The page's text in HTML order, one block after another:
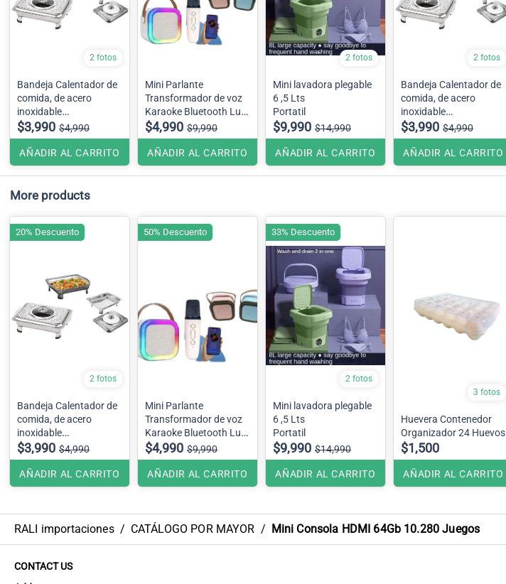
2 fotos
Bandeja Calentador de
comida, de acero
inoxidable
No Incluye caja de
presentacion .
$3,990 $4,990
AÑADIR AL CARRITO
Mini Parlante
Transformador de voz
Karaoke Bluetooth Luz
RGB Sonido Estéreo + 1
Micrófono , Se envía
color surtido
$4,990 $9,990
AÑADIR AL CARRITO
2 fotos
Mini lavadora plegable
6 ,5 Lts
Portatil
$9,990 $14,990
AÑADIR AL CARRITO
2 fotos
Bandeja Calentador de
comida, de acero
inoxidable
No Incluye caja de
presentacion .
$3,990 $4,990
AÑADIR AL CARRITO
More products
2 fotos
Bandeja Calentador de
comida, de acero
inoxidable
No Incluye caja de
presentacion .
$3,990 $4,990
AÑADIR AL CARRITO
20% Descuento
Mini Parlante
Transformador de voz
Karaoke Bluetooth Luz
RGB Sonido Estéreo + 1
Micrófono , Se envía
color surtido
$4,990 $9,990
AÑADIR AL CARRITO
50% Descuento
2 fotos
Mini lavadora plegable
6 ,5 Lts
Portatil
$9,990 $14,990
AÑADIR AL CARRITO
33% Descuento
3 fotos
Huevera Contenedor
Organizador 24 Huevos
$1,500
AÑADIR AL CARRITO
RALI importaciones / CATÁLOGO POR MAYOR / Mini Consola HDMI 64Gb 10.280 Juegos
CONTACT US